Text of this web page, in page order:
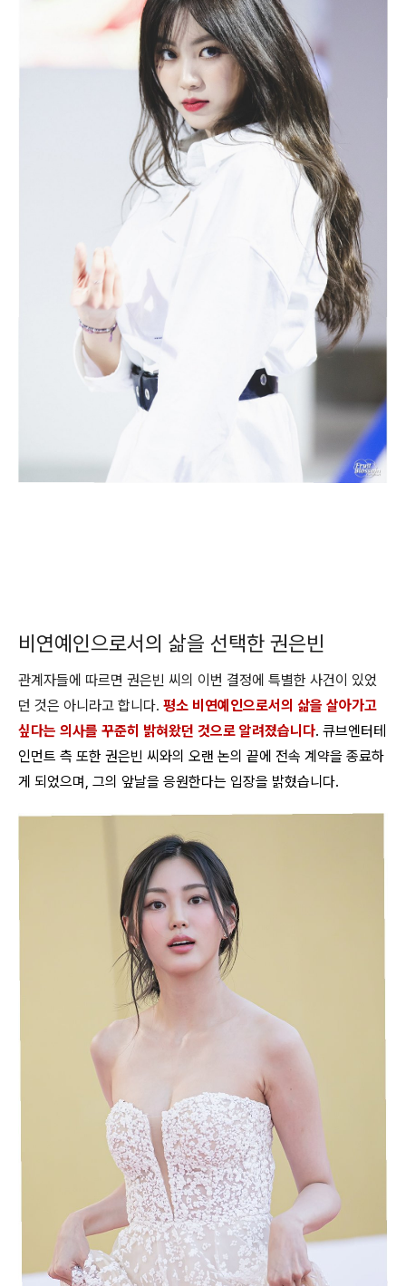
비연예인으로서의 삶을 선택한 권은빈
관계자들에 따르면 권은빈 씨의 이번 결정에 특별한 사건이 있었
던 것은 아니라고 합니다. 평소 비연예인으로서의 삶을 살아가고
싶다는 의사를 꾸준히 밝혀왔던 것으로 알려졌습니다. 큐브엔터테
인먼트 측 또한 권은빈 씨와의 오랜 논의 끝에 전속 계약을 종료하
게 되었으며, 그의 앞날을 응원한다는 입장을 밝혔습니다.